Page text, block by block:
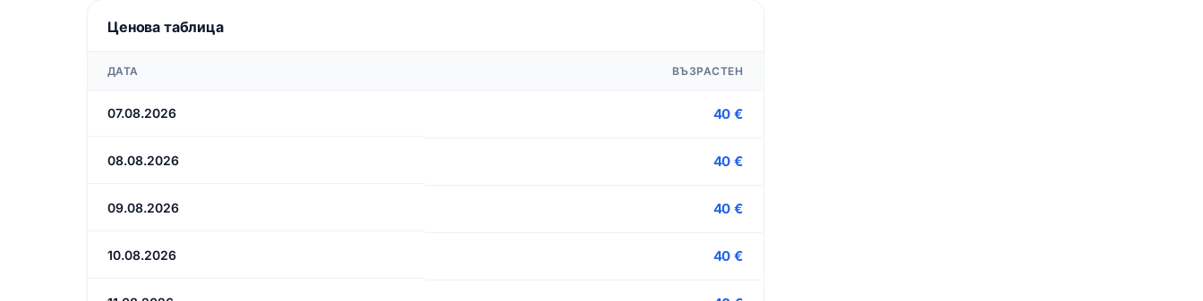
Ценова таблица
ДАТА ВЪЗРАСТЕН
07.08.2026 40 €
08.08.2026 40 €
09.08.2026 40 €
10.08.2026 40 €